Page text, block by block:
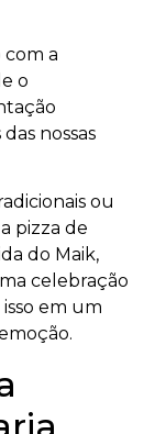
com a
o
nossas
ou
pizza de
do Maik,
celebração
em um